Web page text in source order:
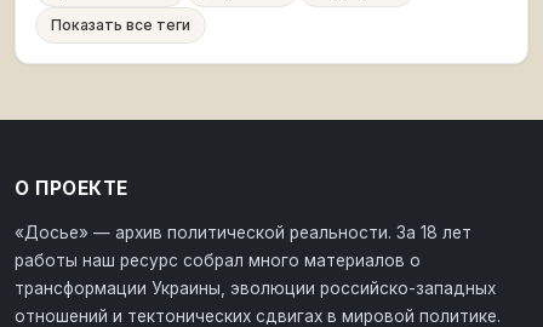
Показать все теги
О ПРОЕКТЕ
«Досье» — архив политической реальности. За 18 лет
работы наш ресурс собрал много материалов о
трансформации Украины, эволюции российско-западных
отношений и тектонических сдвигах в мировой политике.